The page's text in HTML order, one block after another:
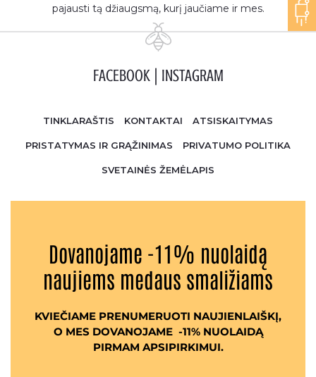
pajausti tą džiaugsmą, kurį jaučiame ir mes.
FACEBOOK| INSTAGRAM
TINKLARAŠTIS KONTAKTAI ATSISKAITYMAS
PRISTATYMAS IR GRĄŽINIMAS PRIVATUMO POLITIKA
SVETAINĖS ŽEMĖLAPIS
Dovanojame -11% nuolaidą
naujiems medaus smaližiams
KVIEČIAME PRENUMERUOTI NAUJIENLAIŠKĮ,
O MES DOVANOJAME -11% NUOLAIDĄ
PIRMAM APSIPIRKIMUI.